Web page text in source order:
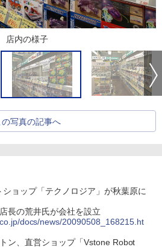
店内の様子
の写真の記事へ
ショップ「テクノロジア」が秋葉原に
長の荒井氏が会社を設立
docs/news/20090508_168215.ht
ン、直営ショップ「Vstone Robot